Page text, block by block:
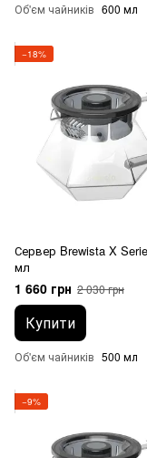
Об'єм чайників 600 мл
−18%
Сервер Brewista X
мл
1 660 грн 2 030 грн
Купити
Об'єм чайників 500 мл
−9%